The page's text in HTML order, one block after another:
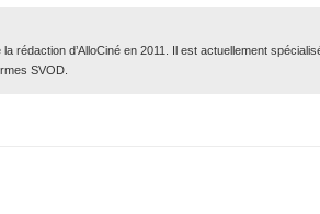
rédaction d’AlloCiné en 2011. Il est actuellement
SVOD.